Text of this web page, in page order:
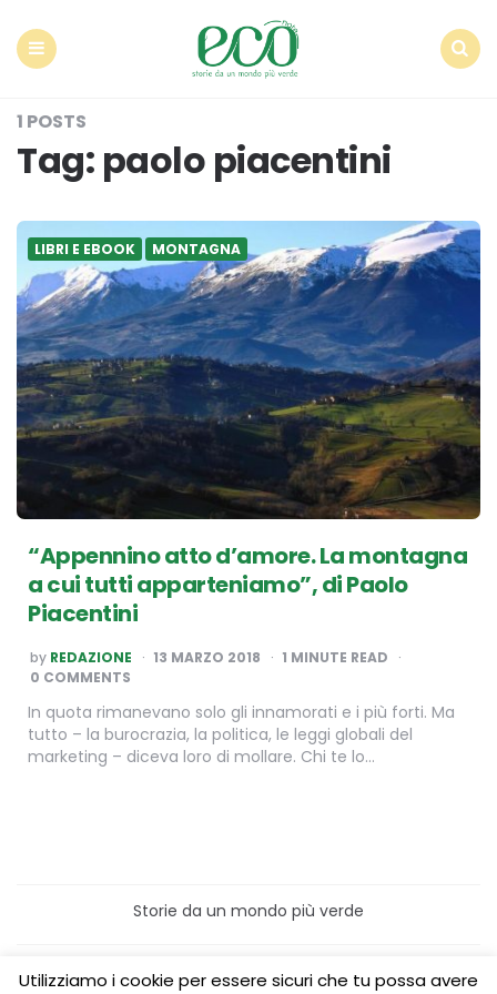
1 POSTS
Tag: paolo piacentini
LIBRI E EBOOK MONTAGNA
“Appennino atto d’amore. La montagna
a cui tutti apparteniamo”, di Paolo
Piacentini
POSTED
BY
by REDAZIONE 13 MARZO 2018 1 MINUTE READ
0 COMMENTS
In quota rimanevano solo gli innamorati e i più forti. Ma
tutto – la burocrazia, la politica, le leggi globali del
marketing – diceva loro di mollare. Chi te lo…
Storie da un mondo più verde
Home
Turismo sostenibile
Laboratori/Visite per le scuole
Utilizziamo i cookie per essere sicuri che tu possa avere